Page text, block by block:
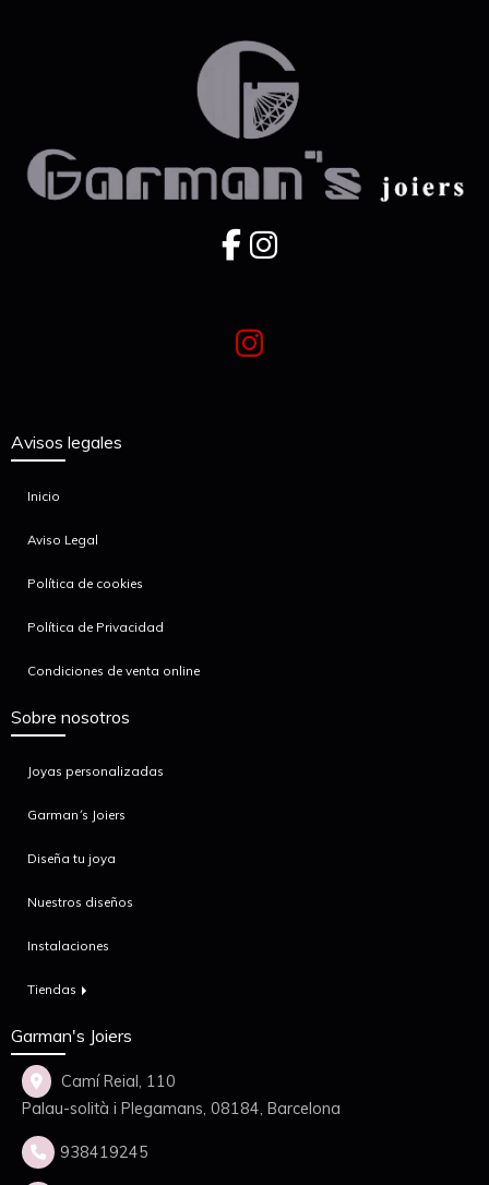
Avisos legales
Inicio
Aviso Legal
Política de cookies
Política de Privacidad
Condiciones de venta online
Sobre nosotros
Joyas personalizadas
Garman´s Joiers
Diseña tu joya
Nuestros diseños
Instalaciones
Tiendas
Garman's Joiers
Camí Reial, 110
Palau-solità i Plegamans, 08184, Barcelona
938419245